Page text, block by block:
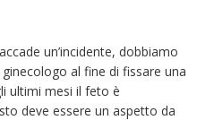
un’incidente, dobbiamo
al fine di fissare una
ultimi mesi il feto è
deve essere un aspetto da